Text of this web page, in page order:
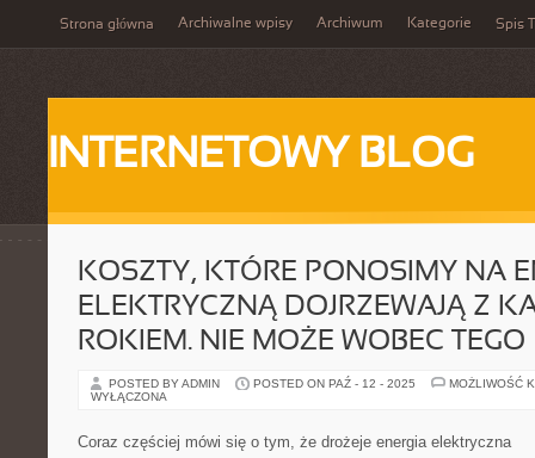
Strona główna Archiwalne wpisy Archiwum Kategorie Spis
INTERNETOWY BLOG
KOSZTY, KTÓRE PONOSIMY NA
ELEKTRYCZNĄ DOJRZEWAJĄ Z
ROKIEM. NIE MOŻE WOBEC TEGO
POSTED BY ADMIN POSTED ON PAŹ - 12 - 2025
MOŻLIWOŚĆ
WYŁĄCZONA
Coraz częściej mówi się o tym, że drożeje energia elektryczna